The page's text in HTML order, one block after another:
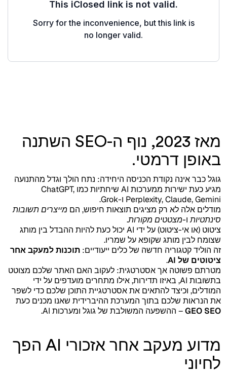
מאז 2023, נוף ה-SEO השתנה
באופן דרמטי.
גוגל כבר אינה נקודת הכניסה היחידה: נתח הולך וגדל מהתנועה
מגיע כעת ישירות ממערכות AI שיחתיות כמו ChatGPT,
Perplexity, Claude, Gemini ו-Grok.
מודלים אלה לא רק מציגים תוצאות חיפוש, הם מייצרים תשובות
סינתטיותו-מצטטים מקורות.
ציטוט (או אי-ציטוט) על ידי AI יכול כעת להיות ההבדל בין מותג
שצומח לבין מותג שקופא על שמריו.
זה הוליד קטגוריה חדשה של כלים ייעודיים: תוכנות למעקב אחר
ציטוטים של AI
.
מטרתם פשוטה אך אסטרטגית: לעקוב האם האתר שלכם מצוטט
בתשובות AI, באיזו תדירות, אילו מתחרים מועדפים על ידי
המודלים, וכיצד להתאים את אסטרטגיית התוכן שלכם כדי לשפר
את הנראות שלכם בתוך המערכת ההיברידית שאנו מכנים כעת
GEO SEO– ההשפעה המשולבת של גוגל ומערכות AI.
מדוע מעקב אחר אזכורי AI הפך
לחיוני